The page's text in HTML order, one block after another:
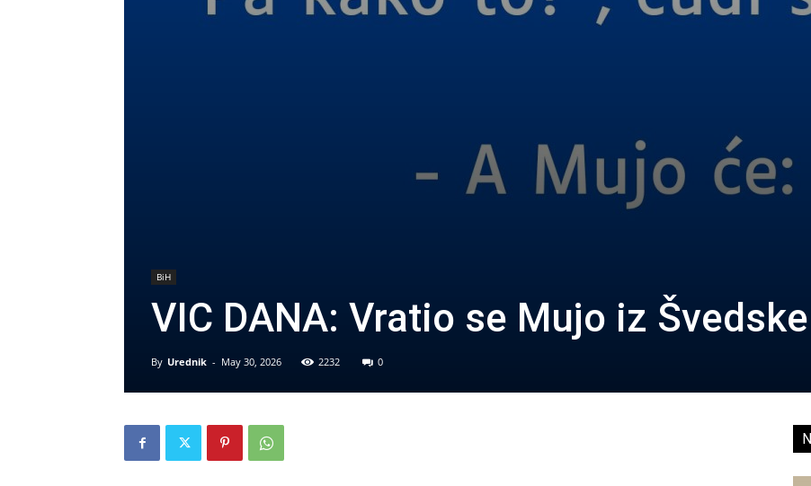
BiH
VIC DANA: Vratio se Mujo iz Švedske
By Urednik - May 30, 2026 2232 0